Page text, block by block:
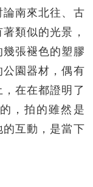
南來北往、古
類似的光景，
張褪色的塑膠
園器材，偶有
在在都證明了
，拍的雖然是
互動，是當下